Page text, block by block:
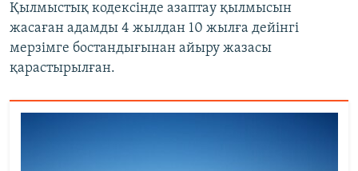
Қылмыстық кодексінде азаптау қылмысын
жасаған адамды 4 жылдан 10 жылға дейінгі
мерзімге бостандығынан айыру жазасы
қарастырылған.